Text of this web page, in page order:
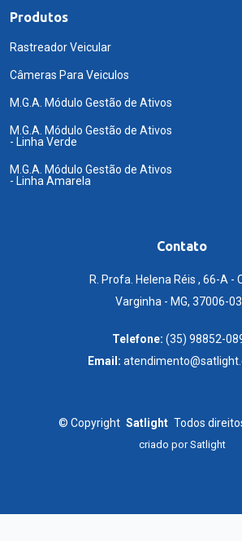
Produtos
Rastreador Veicular
Câmeras Para Veiculos
M.G.A. Módulo Gestão de Ativos
M.G.A. Módulo Gestão de Ativos
- Linha Verde
M.G.A. Módulo Gestão de Ativos
- Linha Amarela
Contato
R. Profa. Helena Réis , 66-A -
Varginha - MG, 37006-
Telefone: (35) 98852-
Email:
© Copyright Satlight Todos
criado porSatlight